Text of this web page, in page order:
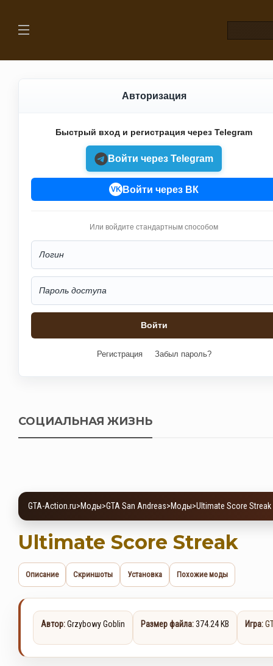
Авторизация
Быстрый вход и регистрация через Telegram
Войти через Telegram
VK Войти через ВК
Или войдите стандартным способом
Регистрация Забыл пароль?
СОЦИАЛЬНАЯ ЖИЗНЬ
GTA-Action.ru>Моды>GTA San Andreas>Моды>Ultimate Score Streak
Ultimate Score Streak
Описание Скриншоты Установка Похожие моды
Автор:Grzybowy Goblin Размер файла:374.24 KB Игра: